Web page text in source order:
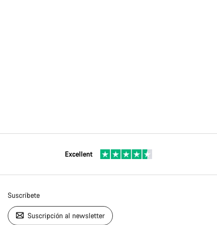
Excellent
Suscríbete
Suscripción al newsletter